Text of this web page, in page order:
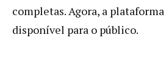
completas. Agora, a
disponível para o público.